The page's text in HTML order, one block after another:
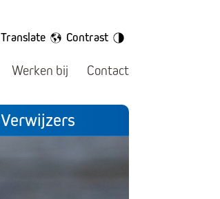
Translate
Contrast
Werken bij Contact
Verwijzers